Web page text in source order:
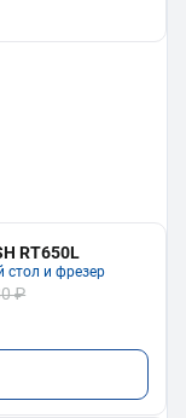
RT650L
стол и фрезер
₽